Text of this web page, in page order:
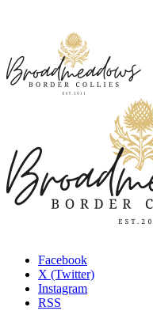
Facebook
X (Twitter)
Instagram
RSS